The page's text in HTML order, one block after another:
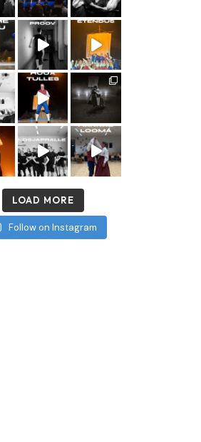
LOAD MORE
Follow on Instagram